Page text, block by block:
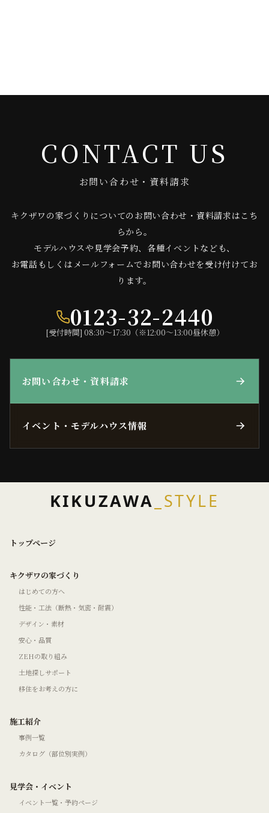
CONTACT US
お問い合わせ・資料請求
キクザワの家づくりについてのお問い合わせ・資料請求はこち
らから。
モデルハウスや見学会予約、各種イベントなども、
お電話もしくはメールフォームでお問い合わせを受け付けてお
ります。
0123-32-2440
[受付時間] 08:30〜17:30（※12:00〜13:00昼休憩）
お問い合わせ・資料請求
イベント・モデルハウス情報
KIKUZAWA _STYLE
トップページ
キクザワの家づくり
はじめての方へ
性能・工法（断熱・気密・耐震）
デザイン・素材
安心・品質
ZEHの取り組み
土地探しサポート
移住をお考えの方に
施工紹介
事例一覧
カタログ（部位別実例）
見学会・イベント
イベント一覧・予約ページ